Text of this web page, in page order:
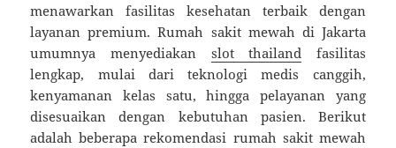
menawarkan fasilitas kesehatan terbaik dengan
layanan premium. Rumah sakit mewah di Jakarta
umumnya menyediakan slot thailand fasilitas
lengkap, mulai dari teknologi medis canggih,
kenyamanan kelas satu, hingga pelayanan yang
disesuaikan dengan kebutuhan pasien. Berikut
adalah beberapa rekomendasi rumah sakit mewah